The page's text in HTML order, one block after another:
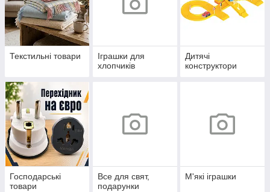
Текстильні товари
Іграшки для
хлопчиків
Дитячі
конструктори
Господарські
товари
Все для свят,
подарунки
М'які іграшки